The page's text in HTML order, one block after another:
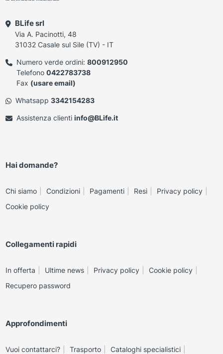
BLife srl
Via A. Pacinotti, 48
31032 Casale sul Sile (TV) - IT
Numero verde ordini: 800912950
Telefono 0422783738
Fax (usare email)
Whatsapp 3342154283
Assistenza clienti info@BLife.it
Hai domande?
Chi siamo Condizioni Pagamenti Resi
Privacy policy
Cookie policy
Collegamenti rapidi
In offerta Ultime news Privacy policy
Cookie policy
Recupero password
Approfondimenti
Vuoi contattarci? Trasporto Cataloghi specialistici